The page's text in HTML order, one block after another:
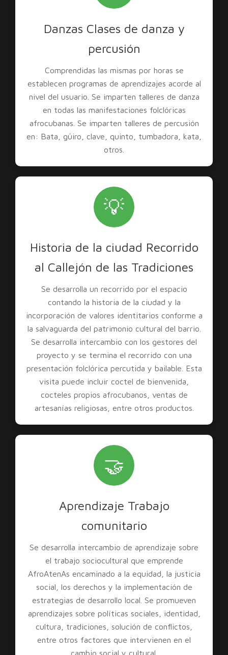
Danzas Clases de danza y
percusión
Comprendidas las mismas por horas se
establecen programas de aprendizajes acorde al
nivel del usuario. Se imparten talleres de danza
en todas las manifestaciones folclóricas
afrocubanas. Se imparten talleres de percusión
en: Bata, güiro, clave, quinto, tumbadora, kata,
otros.
💡
Historia de la ciudad Recorrido
al Callejón de las Tradiciones
Se desarrolla un recorrido por el espacio
contando la historia de la ciudad y la
incorporación de valores identitarios conforme a
la salvaguarda del patrimonio cultural del barrio.
Se desarrolla intercambio con los gestores del
proyecto y se termina el recorrido con una
presentación folclórica percutida y bailable. Esta
visita puede incluir coctel de bienvenida,
cocteles propios afrocubanos, ventas de
artesanías religiosas, entre otros productos.
🤝
Aprendizaje Trabajo
comunitario
Se desarrolla intercambio de aprendizaje sobre
el trabajo sociocultural que emprende
AfroAtenAs encaminado a la equidad, la justicia
social, los derechos y la implementación de
estrategias de desarrollo local. Se promueven
aprendizajes sobre políticas sociales, identidad,
cultura, tradiciones, solución de conflictos,
entre otros factores que intervienen en el
cambio social y cultural.